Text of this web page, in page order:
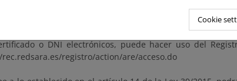
Administrativo Común de las AA.PP, dirigidas a la
nº 7. 29071 - Málaga (código de identificación:
o DNI electrónicos, puede hacer uso del
registro/action/are/acceso.do
Cookie